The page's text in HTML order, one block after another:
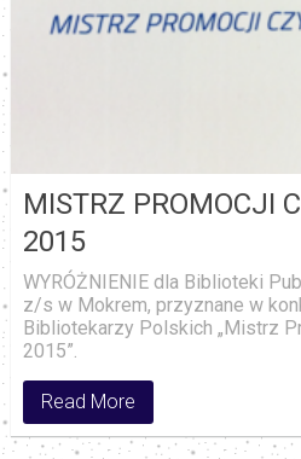
MISTRZ PROMOCJI
2015
WYRÓŻNIENIE dla Biblioteki
z/s w Mokrem, przyznane w
Bibliotekarzy Polskich „Mistrz
2015”.
Read More